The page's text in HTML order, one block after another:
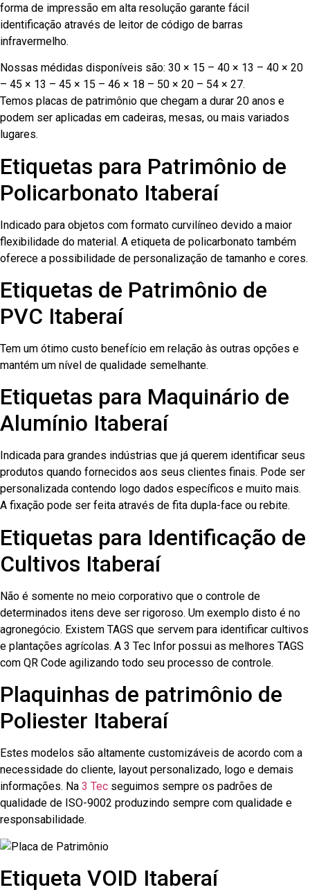
forma de impressão em alta resolução garante fácil
identificação através de leitor de código de barras
infravermelho.
Nossas médidas disponíveis são: 30 × 15 – 40 × 13 – 40 × 20
– 45 × 13 – 45 × 15 – 46 × 18 – 50 × 20 – 54 × 27.
Temos placas de patrimônio que chegam a durar 20 anos e
podem ser aplicadas em cadeiras, mesas, ou mais variados
lugares.
Etiquetas para Patrimônio de
Policarbonato Itaberaí
Indicado para objetos com formato curvilíneo devido a maior
flexibilidade do material. A etiqueta de policarbonato também
oferece a possibilidade de personalização de tamanho e cores.
Etiquetas de Patrimônio de
PVC Itaberaí
Tem um ótimo custo benefício em relação às outras opções e
mantém um nível de qualidade semelhante.
Etiquetas para Maquinário de
Alumínio Itaberaí
Indicada para grandes indústrias que já querem identificar seus
produtos quando fornecidos aos seus clientes finais. Pode ser
personalizada contendo logo dados específicos e muito mais.
A fixação pode ser feita através de fita dupla-face ou rebite.
Etiquetas para Identificação de
Cultivos Itaberaí
Não é somente no meio corporativo que o controle de
determinados itens deve ser rigoroso. Um exemplo disto é no
agronegócio. Existem TAGS que servem para identificar cultivos
e plantações agrícolas. A 3 Tec Infor possui as melhores TAGS
com QR Code agilizando todo seu processo de controle.
Plaquinhas de patrimônio de
Poliester Itaberaí
Estes modelos são altamente customizáveis de acordo com a
necessidade do cliente, layout personalizado, logo e demais
informações. Na 3 Tec seguimos sempre os padrões de
qualidade de ISO-9002 produzindo sempre com qualidade e
responsabilidade.
Etiqueta VOID Itaberaí